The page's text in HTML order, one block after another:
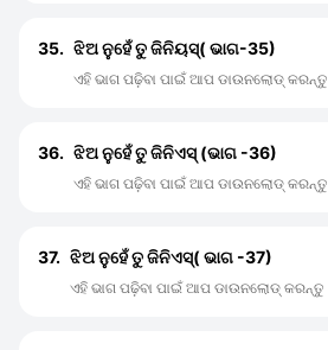
35. ଝିଅ ନୁହେଁ ତୁ ଜିନିୟସ୍( ଭାଗ-35)
ଏହି ଭାଗ ପଢ଼ିବା ପାଇଁ ଆପ ଡାଉନଲୋଡ୍ କରନ୍ତୁ
36. ଝିଅ ନୁହେଁ ତୁ ଜିନିଏସ୍ (ଭାଗ -36)
ଏହି ଭାଗ ପଢ଼ିବା ପାଇଁ ଆପ ଡାଉନଲୋଡ୍ କରନ୍ତୁ
37. ଝିଅ ନୁହେଁ ତୁ ଜିନିଏସ୍( ଭାଗ -37)
ଏହି ଭାଗ ପଢ଼ିବା ପାଇଁ ଆପ ଡାଉନଲୋଡ୍ କରନ୍ତୁ